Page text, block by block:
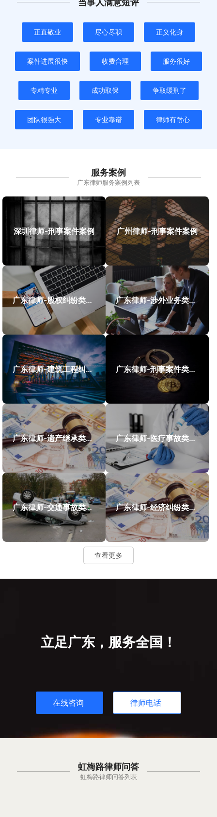
当事人满意短评
正直敬业 尽心尽职 正义化身
案件进展很快 收费合理 服务很好
专精专业 成功取保 争取缓刑了
团队很强大 专业靠谱 律师有耐心
服务案例
广东律师服务案例列表
深圳律师-刑事案件案例 广州律师-刑事案件案例
广东律师-股权纠纷类案件案例 广东律师-涉外业务类案件案例
广东律师-建筑工程纠纷类案件案例 广东律师-刑事案件类案例
广东律师-遗产继承类案件案例 广东律师-医疗事故类案件案例
广东律师-交通事故类案件案例 广东律师-经济纠纷类案件案例
查看更多
立足广东，服务全国！
在线咨询 律师电话
虹梅路律师问答
虹梅路律师问答列表